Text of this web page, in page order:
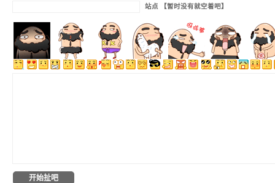
站点 【暂时没有就空着吧】